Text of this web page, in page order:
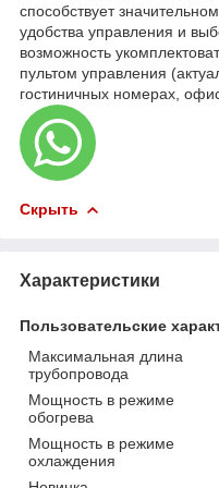
способствует
удобства управления и
возможность
пультом управления
гостиничных номерах,
Скрыть
Характеристики
Пользовательские
Максимальная длина
трубопровода
Мощность в режиме
обогрева
Мощность в режиме
охлаждения